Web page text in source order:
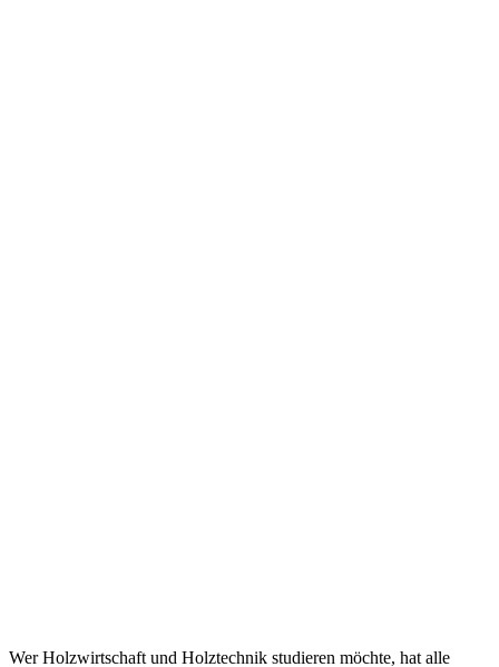
Wer Holzwirtschaft und Holztechnik studieren möchte, hat alle